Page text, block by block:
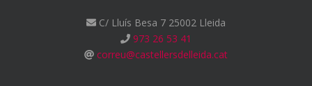
C/ Lluís Besa 7 25002 Lleida
973 26 53 41
correu@castellersdelleida.cat